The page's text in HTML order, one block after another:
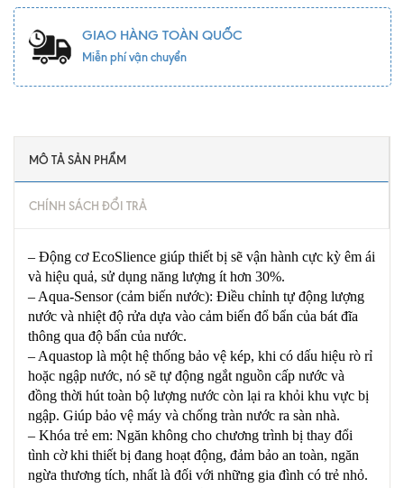
GIAO HÀNG TOÀN QUỐC
Miễn phí vận chuyển
MÔ TẢ SẢN PHẨM
CHÍNH SÁCH ĐỔI TRẢ
– Động cơ EcoSlience giúp thiết bị sẽ vận hành cực kỳ êm ái
và hiệu quả, sử dụng năng lượng ít hơn 30%.
– Aqua-Sensor (cảm biến nước): Điều chỉnh tự động lượng
nước và nhiệt độ rửa dựa vào cảm biến đổ bẩn của bát đĩa
thông qua độ bẩn của nước.
– Aquastop là một hệ thống bảo vệ kép, khi có dấu hiệu rò rỉ
hoặc ngập nước, nó sẽ tự động ngắt nguồn cấp nước và
đồng thời hút toàn bộ lượng nước còn lại ra khỏi khu vực bị
ngập. Giúp bảo vệ máy và chống tràn nước ra sàn nhà.
– Khóa trẻ em: Ngăn không cho chương trình bị thay đổi
tình cờ khi thiết bị đang hoạt động, đảm bảo an toàn, ngăn
ngừa thương tích, nhất là đối với những gia đình có trẻ nhỏ.